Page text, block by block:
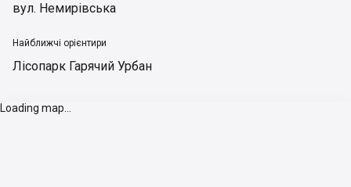
вул. Немирівська
Найближчі орієнтири
Лісопарк Гарячий Урбан
Loading map...